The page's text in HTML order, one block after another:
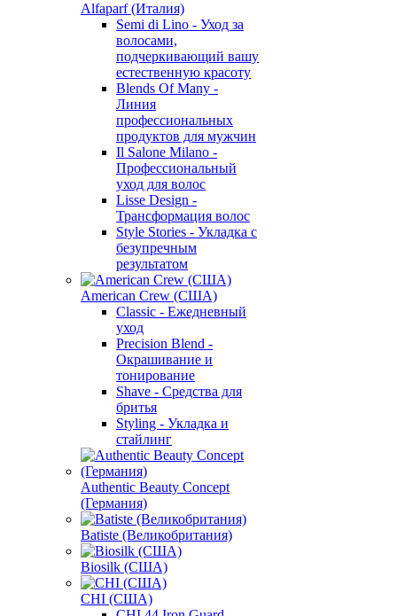
Alfaparf (Италия)
Semi di Lino - Уход за
волосами,
подчеркивающий вашу
естественную красоту
Blends Of Many -
Линия
профессиональных
продуктов для мужчин
Il Salone Milano -
Профессиональный
уход для волос
Lisse Design -
Трансформация волос
Style Stories - Укладка с
безупречным
результатом
American Crew (США)
Classic - Ежедневный
уход
Precision Blend -
Окрашивание и
тонирование
Shave - Средства для
бритья
Styling - Укладка и
стайлинг
Authentic Beauty Concept
(Германия)
Batiste (Великобритания)
Biosilk (США)
CHI (США)